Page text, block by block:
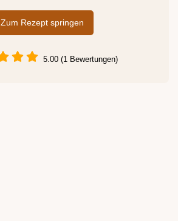
Zum Rezept springen
5.00 (1 Bewertungen)